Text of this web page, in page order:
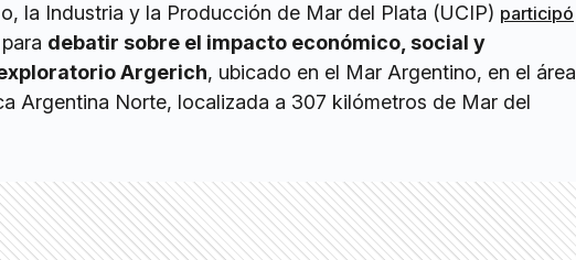
la Industria y la Producción de Mar del Plata (UCIP) participó
debatir sobre el impacto económico, social y
Argerich, ubicado en el Mar Argentino, en el área
Argentina Norte, localizada a 307 kilómetros de Mar del